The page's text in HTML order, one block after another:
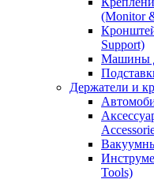
(Monitor
Support)
Машины
Держатели и
Tools)